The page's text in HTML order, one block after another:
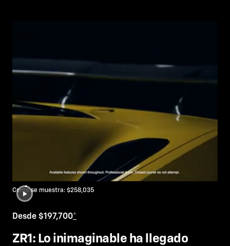
Como se muestra: $258,035
Desde $197,700*
ZR1: Lo inimaginable ha llegado